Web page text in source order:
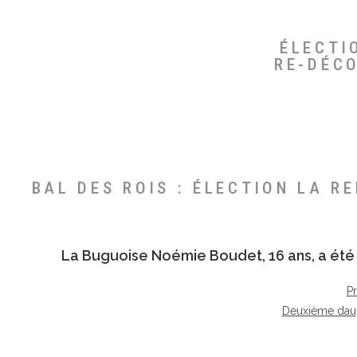
RE-
BAL DES ROIS : ÉLECTION LA
La Buguoise Noémie Boudet, 16 ans, a
Deuxième